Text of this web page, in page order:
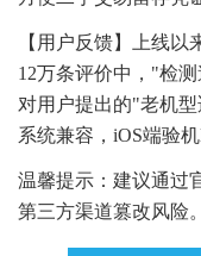
【用户反馈】上线
12万条评价中，"检
对用户提出的"老机
系统兼容，iOS端验机
温馨提示：建议通过
第三方渠道篡改风险。